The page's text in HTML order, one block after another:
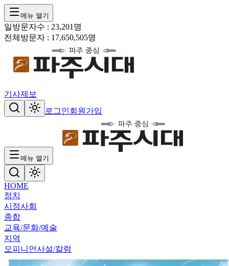
메뉴 열기
일방문자수 : 23,201 명
전체방문자 : 17,650,505명
기사제보
로그인회원가입
메뉴 열기
HOME
정치
시정사회
종합
교육/문화/예술
지역
오피니언사설/칼럼